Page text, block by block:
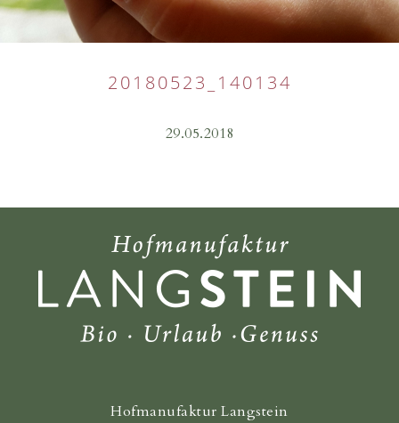
20180523_140134
29.05.2018
Hofmanufaktur Langstein